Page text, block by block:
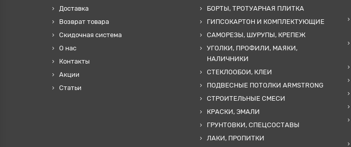
Доставка
Возврат товара
Скидочная система
О нас
Контакты
Акции
Статьи
БОРТЫ, ТРОТУАРНАЯ ПЛИТКА
ГИПСОКАРТОН И КОМПЛЕКТУЮЩИЕ
САМОРЕЗЫ, ШУРУПЫ, КРЕПЕЖ
УГОЛКИ, ПРОФИЛИ, МАЯКИ,
НАЛИЧНИКИ
СТЕКЛООБОИ, КЛЕИ
ПОДВЕСНЫЕ ПОТОЛКИ ARMSTRONG
СТРОИТЕЛЬНЫЕ СМЕСИ
КРАСКИ, ЭМАЛИ
ГРУНТОВКИ, СПЕЦСОСТАВЫ
ЛАКИ, ПРОПИТКИ